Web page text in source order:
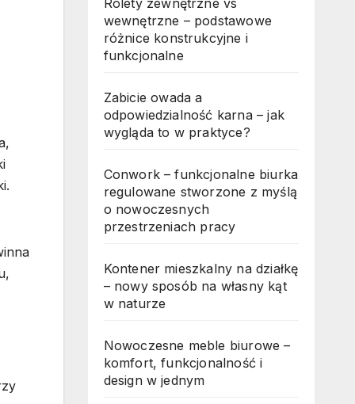
Rolety zewnętrzne vs
wewnętrzne – podstawowe
różnice konstrukcyjne i
funkcjonalne
Zabicie owada a
odpowiedzialność karna – jak
wygląda to w praktyce?
Conwork – funkcjonalne biurka
regulowane stworzone z myślą
o nowoczesnych
przestrzeniach pracy
Kontener mieszkalny na działkę
– nowy sposób na własny kąt
w naturze
Nowoczesne meble biurowe –
komfort, funkcjonalność i
design w jednym